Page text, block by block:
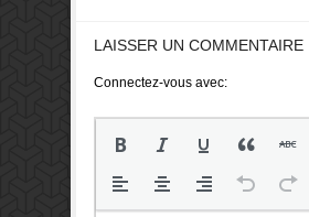
LAISSER UN COMMENTAIRE
Connectez-vous avec: